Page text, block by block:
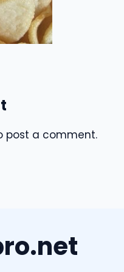
post a comment.